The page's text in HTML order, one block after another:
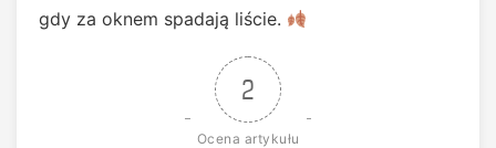
gdy za oknem spadają liście.
2
Ocena artykułu